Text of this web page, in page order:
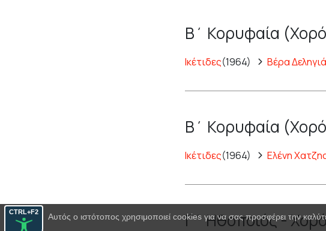
CTRL+F2
Β΄ Κορυφαία
Ικέτιδες(1964) Βέρα
Β΄ Κορυφαία
Ικέτιδες(1964) Ελένη
Γ΄ Ηθοποιός -
Αυτός ο ιστότοπος χρησιμοποιεί cookies για να σας προσφέρει την